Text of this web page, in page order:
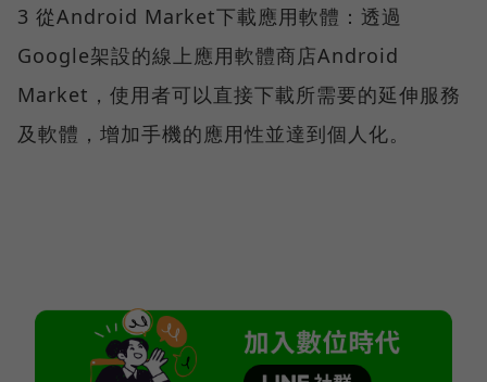
3 從Android Market下載應用軟體：透過
Google架設的線上應用軟體商店Android
Market，使用者可以直接下載所需要的延伸服務
及軟體，增加手機的應用性並達到個人化。